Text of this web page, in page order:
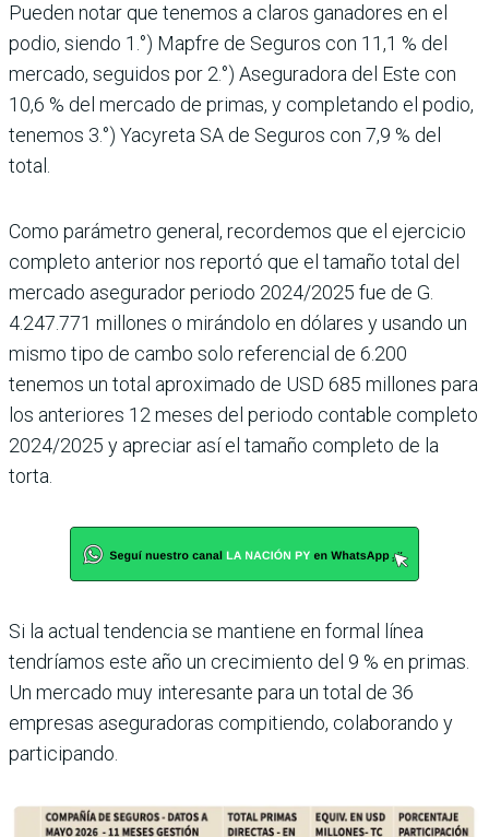
Pueden notar que tenemos a claros ganadores en el
podio, siendo 1.°) Mapfre de Seguros con 11,1 % del
mercado, seguidos por 2.°) Aseguradora del Este con
10,6 % del mercado de primas, y completando el podio,
tenemos 3.°) Yacyreta SA de Seguros con 7,9 % del
total.
Como parámetro general, recordemos que el ejercicio
completo anterior nos reportó que el tamaño total del
mercado asegurador periodo 2024/2025 fue de G.
4.247.771 millones o mirándolo en dólares y usando un
mismo tipo de cambo solo referencial de 6.200
tenemos un total aproximado de USD 685 millones para
los anteriores 12 meses del periodo contable completo
2024/2025 y apreciar así el tamaño completo de la
torta.
Si la actual tendencia se mantiene en formal línea
tendríamos este año un crecimiento del 9 % en primas.
Un mercado muy interesante para un total de 36
empresas aseguradoras compitiendo, colaborando y
participando.